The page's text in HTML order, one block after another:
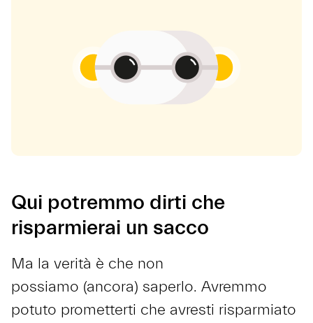
Qui potremmo dirti che
risparmierai un sacco
Ma la verità è che non
possiamo (ancora) saperlo. Avremmo
potuto prometterti che avresti risparmiato